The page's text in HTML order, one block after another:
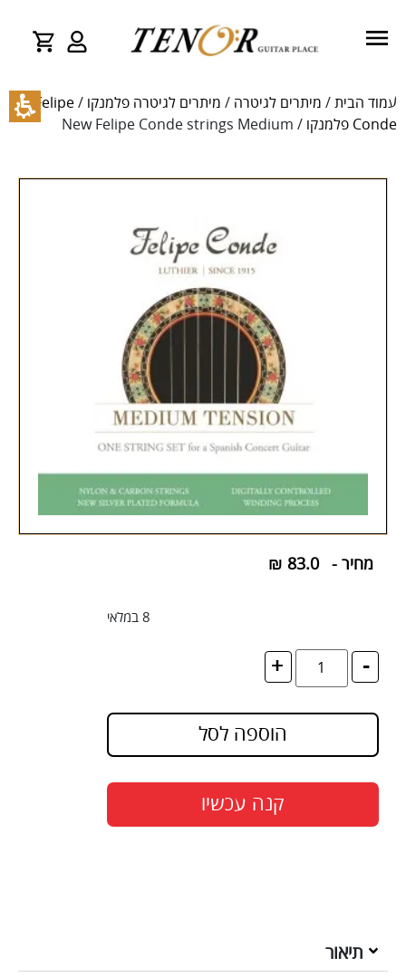
עמוד הבית / מיתרים לגיטרה / מיתרים לגיטרה פלמנקו /
Felipe
Conde פלמנקו
/ New Felipe Conde strings Medium
מחיר - ₪ 83.0
8 במלאי
-
+
הוספה לסל
קנה עכשיו
תיאור